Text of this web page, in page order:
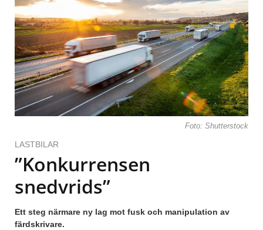
Foto: Shutterstock
LASTBILAR
”Konkurrensen
snedvrids”
Ett steg närmare ny lag mot fusk och manipulation av
färdskrivare.